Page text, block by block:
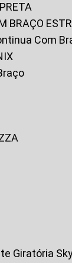
BRAÇO
Com
Giratória